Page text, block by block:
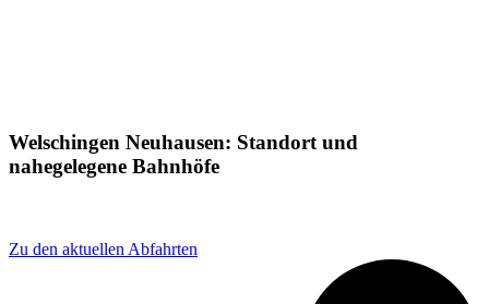
Welschingen Neuhausen: Standort und
nahegelegene Bahnhöfe
Zu den aktuellen Abfahrten